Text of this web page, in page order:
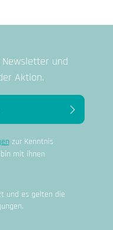
und
Aktion.
zur Kenntnis
mit ihnen
und es gelten die
.